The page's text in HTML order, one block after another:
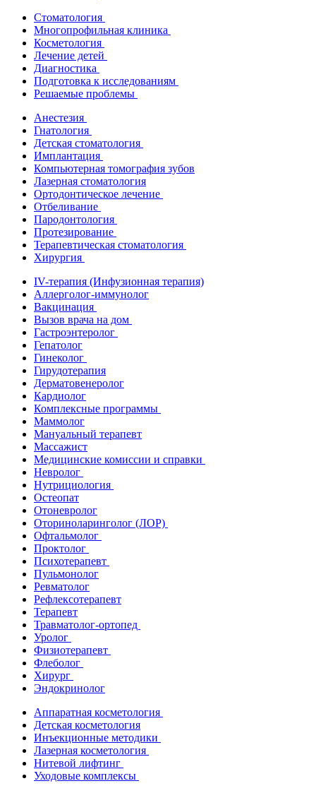
Стоматология
Многопрофильная клиника
Косметология
Лечение детей
Диагностика
Подготовка к исследованиям
Решаемые проблемы
Анестезия
Гнатология
Детская стоматология
Имплантация
Компьютерная томография зубов
Лазерная стоматология
Ортодонтическое лечение
Отбеливание
Пародонтология
Протезирование
Терапевтическая стоматология
Хирургия
IV-терапия (Инфузионная терапия)
Аллерголог-иммунолог
Вакцинация
Вызов врача на дом
Гастроэнтеролог
Гепатолог
Гинеколог
Гирудотерапия
Дерматовенеролог
Кардиолог
Комплексные программы
Маммолог
Мануальный терапевт
Массажист
Медицинские комиссии и справки
Невролог
Нутрициология
Остеопат
Отоневролог
Оториноларинголог (ЛОР)
Офтальмолог
Проктолог
Психотерапевт
Пульмонолог
Ревматолог
Рефлексотерапевт
Терапевт
Травматолог-ортопед
Уролог
Физиотерапевт
Флеболог
Хирург
Эндокринолог
Аппаратная косметология
Детская косметология
Инъекционные методики
Лазерная косметология
Нитевой лифтинг
Уходовые комплексы